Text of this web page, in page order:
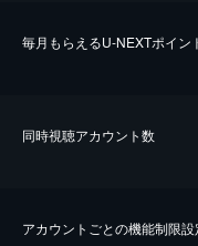
毎⽉もらえるU-NEXTポイン
同時視聴アカウント数
アカウントごとの機能制限設